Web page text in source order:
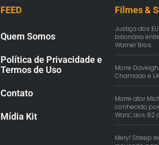
FEED
Quem Somos
Política de Privacidade e
Termos de Uso
Contato
Mídia Kit
Filmes &
Justiça dos
bilionária
Warner Bros.
Morre
Chamado e
Morre ator
conhecido
Wars’, aos 82
Meryl Streep